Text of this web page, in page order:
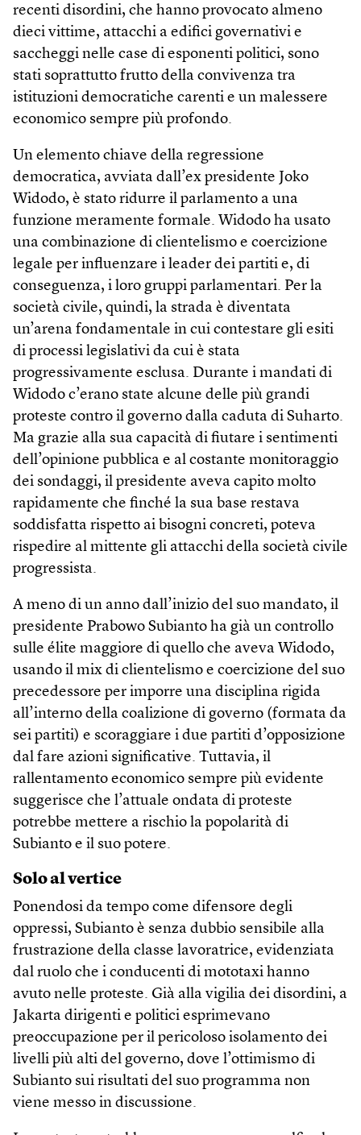
recenti disordini, che hanno provocato almeno
dieci vittime, attacchi a edifici governativi e
saccheggi nelle case di esponenti politici, sono
stati soprattutto frutto della convivenza tra
istituzioni democratiche carenti e un malessere
economico sempre più profondo.
Un elemento chiave della regressione
democratica, avviata dall’ex presidente Joko
Widodo, è stato ridurre il parlamento a una
funzione meramente formale. Widodo ha usato
una combinazione di clientelismo e coercizione
legale per influenzare i leader dei partiti e, di
conseguenza, i loro gruppi parlamentari. Per la
società civile, quindi, la strada è diventata
un’arena fondamentale in cui contestare gli esiti
di processi legislativi da cui è stata
progressivamente esclusa. Durante i mandati di
Widodo c’erano state alcune delle più grandi
proteste contro il governo dalla caduta di Suharto.
Ma grazie alla sua capacità di fiutare i sentimenti
dell’opinione pubblica e al costante monitoraggio
dei sondaggi, il presidente aveva capito molto
rapidamente che finché la sua base restava
soddisfatta rispetto ai bisogni concreti, poteva
rispedire al mittente gli attacchi della società civile
progressista.
A meno di un anno dall’inizio del suo mandato, il
presidente Prabowo Subianto ha già un controllo
sulle élite maggiore di quello che aveva Widodo,
usando il mix di clientelismo e coercizione del suo
precedessore per imporre una disciplina rigida
all’interno della coalizione di governo (formata da
sei partiti) e scoraggiare i due partiti d’opposizione
dal fare azioni significative. Tuttavia, il
rallentamento economico sempre più evidente
suggerisce che l’attuale ondata di proteste
potrebbe mettere a rischio la popolarità di
Subianto e il suo potere.
Solo al vertice
Ponendosi da tempo come difensore degli
oppressi, Subianto è senza dubbio sensibile alla
frustrazione della classe lavoratrice, evidenziata
dal ruolo che i conducenti di mototaxi hanno
avuto nelle proteste. Già alla vigilia dei disordini, a
Jakarta dirigenti e politici esprimevano
preoccupazione per il pericoloso isolamento dei
livelli più alti del governo, dove l’ottimismo di
Subianto sui risultati del suo programma non
viene messo in discussione.